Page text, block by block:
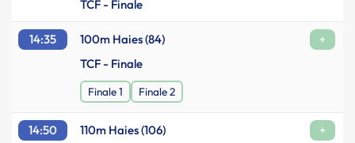
TCF - Finale
14:35 100m Haies (84)
+
TCF - Finale
Finale 1 Finale 2
14:50 110m Haies (106)
+